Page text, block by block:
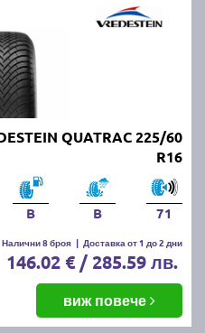
QUATRAC 225/60
R16
B B 71
Налични 8 броя | Доставка от 1 до 2 дни
146.02 € / 285.59 лв.
виж повече